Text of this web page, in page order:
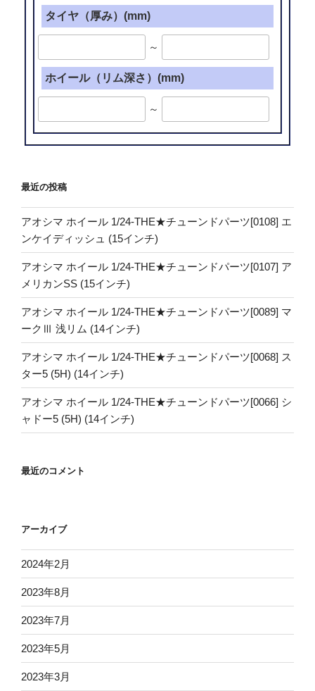
タイヤ（厚み）(mm)
～
ホイール（リム深さ）(mm)
～
最近の投稿
アオシマ ホイール 1/24-THE★チューンドパーツ[0108] エ
ンケイディッシュ (15インチ)
アオシマ ホイール 1/24-THE★チューンドパーツ[0107] ア
メリカンSS (15インチ)
アオシマ ホイール 1/24-THE★チューンドパーツ[0089] マ
ークⅢ 浅リム (14インチ)
アオシマ ホイール 1/24-THE★チューンドパーツ[0068] ス
ター5 (5H) (14インチ)
アオシマ ホイール 1/24-THE★チューンドパーツ[0066] シ
ャドー5 (5H) (14インチ)
最近のコメント
アーカイブ
2024年2月
2023年8月
2023年7月
2023年5月
2023年3月